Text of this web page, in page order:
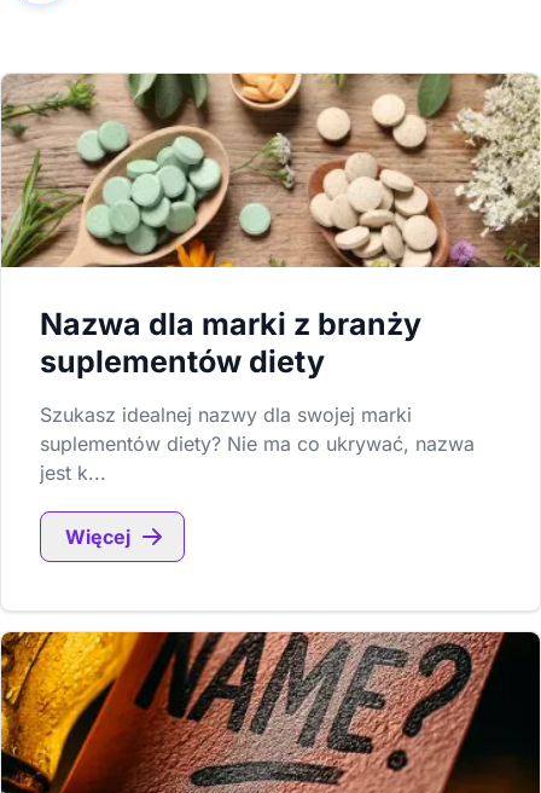
Nazwa dla marki z branży
suplementów diety
Szukasz idealnej nazwy dla swojej marki
suplementów diety? Nie ma co ukrywać, nazwa
jest k...
Więcej